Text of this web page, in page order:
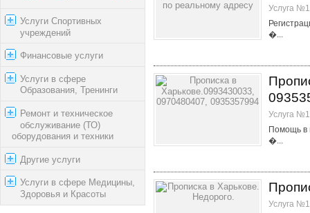
Услуги Спортивных
учреждений
Финансовые услуги
Услуги в сфере
Образования, Тренинги
Ремонт и техническое
обслуживание (ТО)
оборудования и техники
Другие услуги
Услуги в сфере Медицины,
Здоровья и Красоты
Услуга
�...
Услуга
Помощь в
�...
Услуга